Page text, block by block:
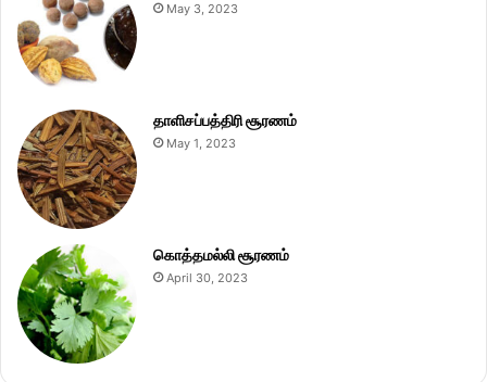
May 3, 2023
தாளிசப்பத்திரி சூரணம்
May 1, 2023
கொத்தமல்லி சூரணம்
April 30, 2023